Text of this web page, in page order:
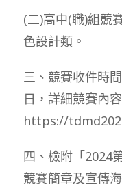
(二)高中(職)組競
色設計類。
三、競賽收件時
日，詳細競賽內
https://
四、檢附「2024
競賽簡章及宣傳